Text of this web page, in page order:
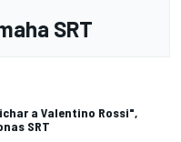
SRT
a Valentino Rossi",
SRT